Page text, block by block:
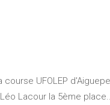
UFOLEP
Lacour la 5ème